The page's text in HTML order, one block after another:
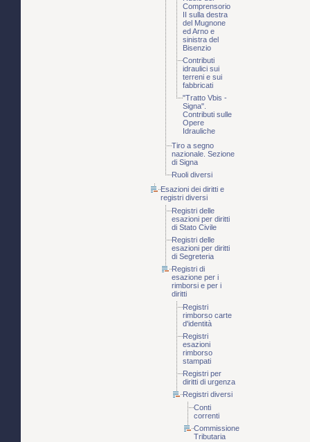
Comprensorio
II sulla destra
del Mugnone
ed Arno e
sinistra del
Bisenzio
Contributi
idraulici sui
terreni e sui
fabbricati
"Tratto Vbis -
Signa".
Contributi sulle
Opere
Idrauliche
Tiro a segno
nazionale. Sezione
di Signa
Ruoli diversi
Esazioni dei diritti e
registri diversi
Registri delle
esazioni per diritti
di Stato Civile
Registri delle
esazioni per diritti
di Segreteria
Registri di
esazione per i
rimborsi e per i
diritti
Registri
rimborso carte
d'identità
Registri
esazioni
rimborso
stampati
Registri per
diritti di urgenza
Registri diversi
Conti
correnti
Commissione
Tributaria